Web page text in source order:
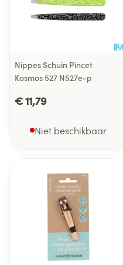
Nippes Schuin Pincet
Kosmos 527 N527e-p
€ 11,79
Niet beschikbaar